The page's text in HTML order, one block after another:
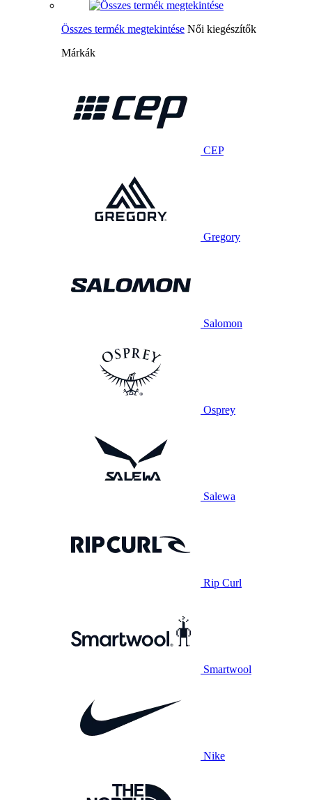
Összes termék megtekintése Női kiegészítők
Márkák
CEP
Gregory
Salomon
Osprey
Salewa
Rip Curl
Smartwool
Nike